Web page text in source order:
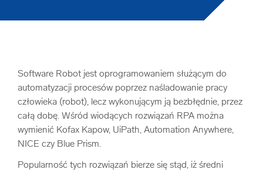
Software Robot jest oprogramowaniem służącym do
automatyzacji procesów poprzez naśladowanie pracy
człowieka (robot), lecz wykonującym ją bezbłędnie, przez
całą dobę. Wśród wiodących rozwiązań RPA można
wymienić Kofax Kapow, UiPath, Automation Anywhere,
NICE czy Blue Prism.
Popularność tych rozwiązań bierze się stąd, iż średni